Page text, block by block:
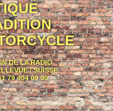
DE LA RADIO
/ SUISSE
79 404 09 90